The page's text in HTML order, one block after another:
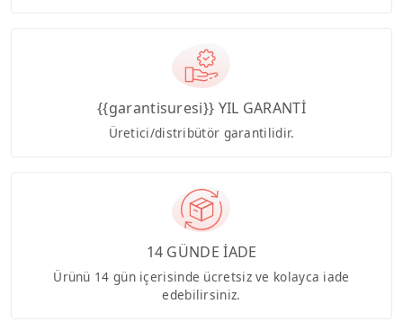
{{garantisuresi}} YIL GARANTİ
Üretici/distribütör garantilidir.
14 GÜNDE İADE
Ürünü 14 gün içerisinde ücretsiz ve kolayca iade
edebilirsiniz.